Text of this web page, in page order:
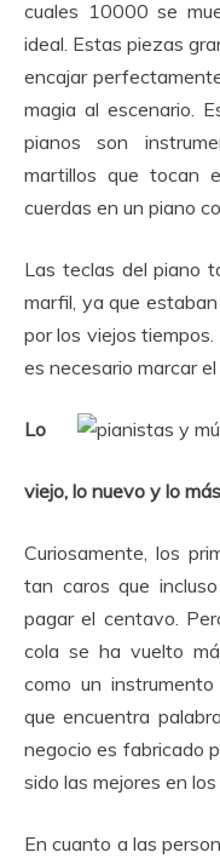
cuales 10000 se
ideal. Estas piezas
encajar
magia al escenario.
pianos son
martillos que tocan
cuerdas en un piano
Las teclas del piano
marfil, ya que
por los viejos tiempos.
es necesario marcar
Lo
viejo, lo nuevo y lo
Curiosamente, los
tan caros que
pagar el centavo.
cola se ha vuelto
como un
que encuentra
negocio es fabricado
sido las mejores en
En cuanto a las